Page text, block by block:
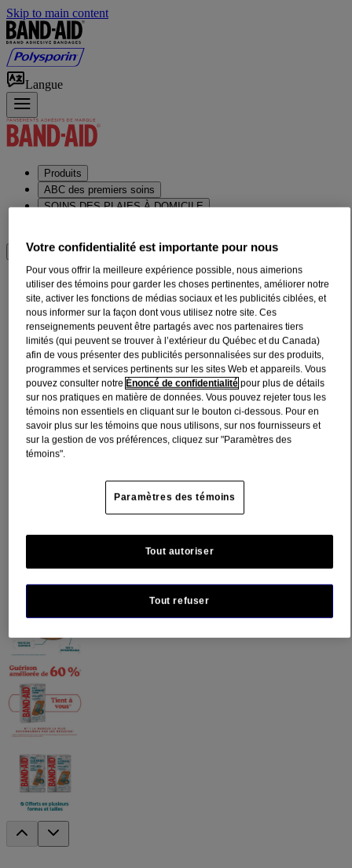
Skip to main content
Langue
Produits
ABC des premiers soins
SOINS DES PLAIES À DOMICILE
OÙ ACHETER
Votre confidentialité est importante pour nous
Pour vous offrir la meilleure expérience possible, nous aimerions
utiliser des témoins pour garder les choses pertinentes, améliorer notre
site, activer les fonctions de médias sociaux et les publicités ciblées, et
nous informer sur la façon dont vous utilisez notre site. Ces
renseignements peuvent être partagés avec nos partenaires tiers
limités (qui peuvent se trouver à l’extérieur du Québec et du Canada)
afin de vous présenter des publicités personnalisées sur des produits,
programmes et services pertinents sur les sites Web et appareils. Vous
pouvez consulter notreÉnoncé de confidentialité pour plus de détails
sur nos pratiques en matière de données. Vous pouvez rejeter tous les
témoins non essentiels en cliquant sur le bouton ci-dessous. Pour en
savoir plus sur les témoins que nous utilisons, sur nos fournisseurs et
sur la gestion de vos préférences, cliquez sur "Paramètres des
témoins".
Paramètres des témoins
Tout refuser
Tout autoriser